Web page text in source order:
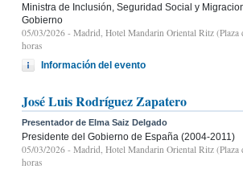
Ministra de Inclusión, Seguridad Social y
Gobierno
05/03/2026 - Madrid, Hotel Mandarin Oriental Ritz (Plaza
horas
Información del evento
José Luis Rodríguez Zapatero
Presentador de Elma Saiz Delgado
Presidente del Gobierno de España (2004-2011)
05/03/2026 - Madrid, Hotel Mandarin Oriental Ritz (Plaza
horas